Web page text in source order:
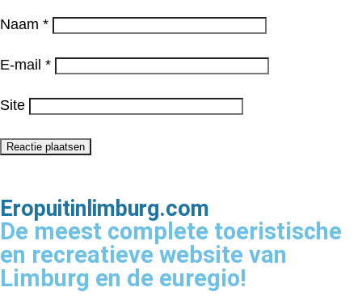
Naam *
E-mail *
Site
Eropuitinlimburg.com
De meest complete toeristische
en recreatieve website van
Limburg en de euregio!